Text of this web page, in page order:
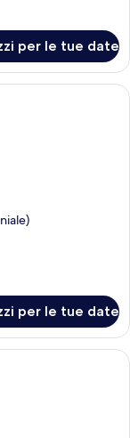
per le tue date
da letto con un letto,
per le tue date
letto con un letto,